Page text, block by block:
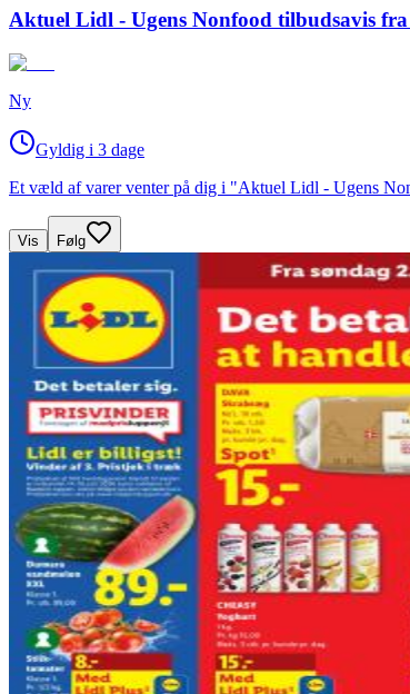
Aktuel Lidl - Ugens Nonfood tilbudsavis
Ny
Gyldig i 3 dage
Et væld af varer venter på dig i "Aktuel Lidl - Ugens
Vis Følg